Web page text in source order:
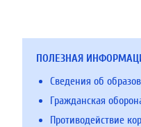
ПОЛЕЗНАЯ
Сведения об
Гражданская
Противодействие